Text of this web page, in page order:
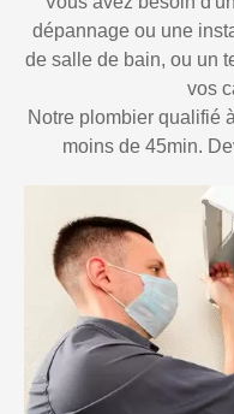
dépannage ou une
de salle de bain, ou un
vos
Notre plombier qualifié
moins de 45min.